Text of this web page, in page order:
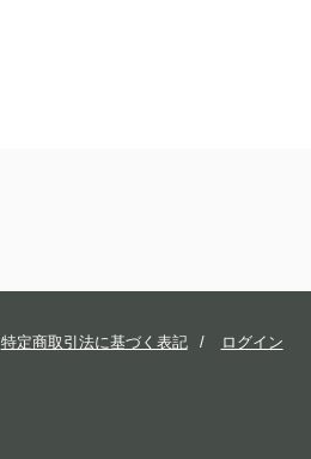
特定商取引法に基づく表記 ログイン